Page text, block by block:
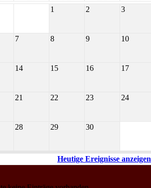
1
2 3
7 8 9 10
14 15 16 17
21 22 23 24
28 29 30
Heutige Ereignisse anzeigen